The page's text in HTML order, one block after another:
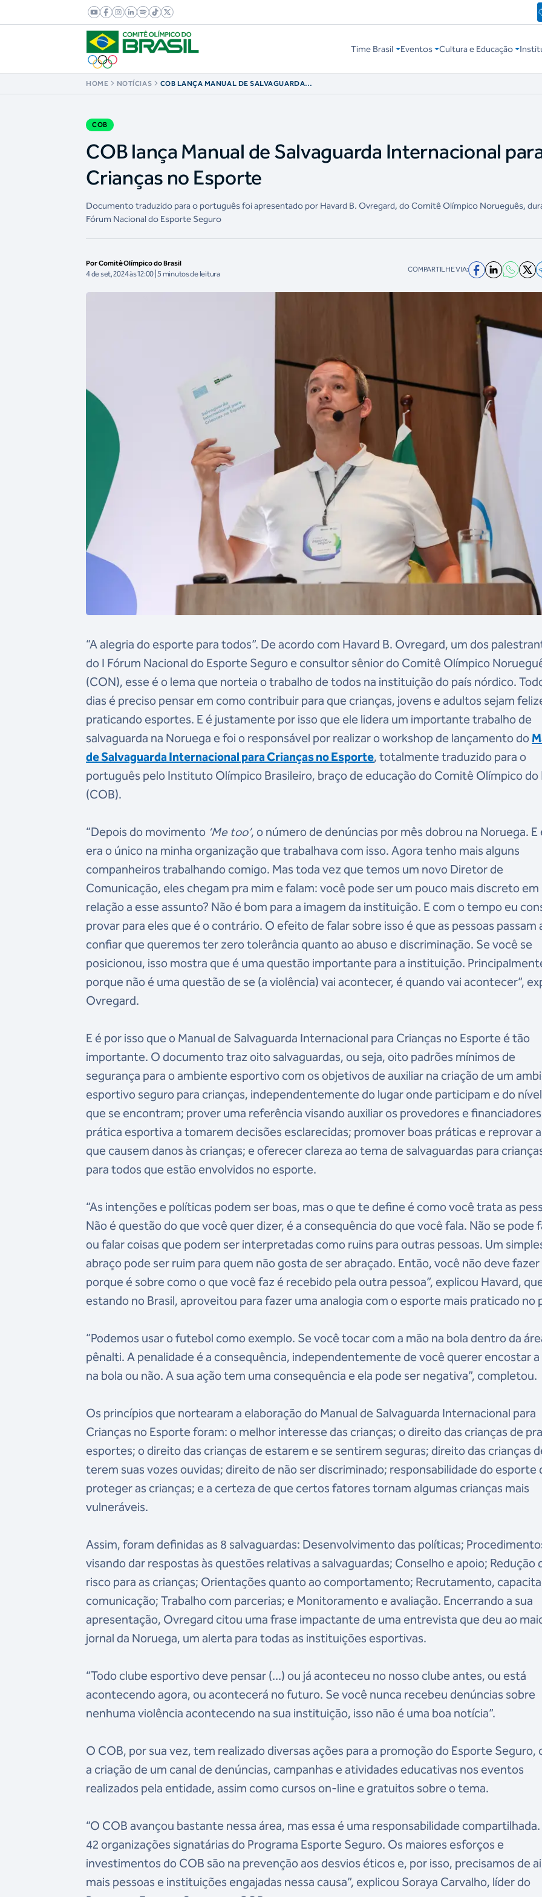
Time Brasil Eventos Cultura e Educação
HOME NOTÍCIAS
COB LANÇA MANUAL DE SALVAGUARDA
COB
COB lança Manual de Salvaguarda Internacional
Crianças no Esporte
Documento traduzido para o português foi apresentado por Havard B. Ovregard, do Comitê Olímpico Norueguês,
Fórum Nacional do Esporte Seguro
Por Comitê Olímpico do Brasil
4 de set, 2024 às 12:00 | 5 minutos de leitura COMPARTILHE VIA:
“A alegria do esporte para todos”. De acordo com Havard B. Ovregard, um dos
do I Fórum Nacional do Esporte Seguro e consultor sênior do Comitê Olímpico
(CON), esse é o lema que norteia o trabalho de todos na instituição do país nórdico.
dias é preciso pensar em como contribuir para que crianças, jovens e adultos sejam
praticando esportes. E é justamente por isso que ele lidera um importante trabalho de
salvaguarda na Noruega e foi o responsável por realizar o workshop de lançamento do
de Salvaguarda Internacional para Crianças no Esporte, totalmente traduzido para o
português pelo Instituto Olímpico Brasileiro, braço de educação do Comitê Olímpico do
(COB).
“Depois do movimento ‘Me too’, o número de denúncias por mês dobrou na Noruega. E
era o único na minha organização que trabalhava com isso. Agora tenho mais alguns
companheiros trabalhando comigo. Mas toda vez que temos um novo Diretor de
Comunicação, eles chegam pra mim e falam: você pode ser um pouco mais discreto em
relação a esse assunto? Não é bom para a imagem da instituição. E com o tempo eu
provar para eles que é o contrário. O efeito de falar sobre isso é que as pessoas passam
confiar que queremos ter zero tolerância quanto ao abuso e discriminação. Se você se
posicionou, isso mostra que é uma questão importante para a instituição.
porque não é uma questão de se (a violência) vai acontecer, é quando vai acontecer”,
Ovregard.
E é por isso que o Manual de Salvaguarda Internacional para Crianças no Esporte é tão
importante. O documento traz oito salvaguardas, ou seja, oito padrões mínimos de
segurança para o ambiente esportivo com os objetivos de auxiliar na criação de um
esportivo seguro para crianças, independentemente do lugar onde participam e do
que se encontram; prover uma referência visando auxiliar os provedores e
prática esportiva a tomarem decisões esclarecidas; promover boas práticas e reprovar
que causem danos às crianças; e oferecer clareza ao tema de salvaguardas para
para todos que estão envolvidos no esporte.
“As intenções e políticas podem ser boas, mas o que te define é como você trata as
Não é questão do que você quer dizer, é a consequência do que você fala. Não se pode
ou falar coisas que podem ser interpretadas como ruins para outras pessoas. Um
abraço pode ser ruim para quem não gosta de ser abraçado. Então, você não deve fazer
porque é sobre como o que você faz é recebido pela outra pessoa”, explicou Havard,
estando no Brasil, aproveitou para fazer uma analogia com o esporte mais praticado no
“Podemos usar o futebol como exemplo. Se você tocar com a mão na bola dentro da
pênalti. A penalidade é a consequência, independentemente de você querer encostar a
na bola ou não. A sua ação tem uma consequência e ela pode ser negativa”, completou.
Os princípios que nortearam a elaboração do Manual de Salvaguarda Internacional para
Crianças no Esporte foram: o melhor interesse das crianças; o direito das crianças de
esportes; o direito das crianças de estarem e se sentirem seguras; direito das crianças
terem suas vozes ouvidas; direito de não ser discriminado; responsabilidade do esporte
proteger as crianças; e a certeza de que certos fatores tornam algumas crianças mais
vulneráveis.
Assim, foram definidas as 8 salvaguardas: Desenvolvimento das políticas;
visando dar respostas às questões relativas a salvaguardas; Conselho e apoio; Redução
risco para as crianças; Orientações quanto ao comportamento; Recrutamento,
comunicação; Trabalho com parcerias; e Monitoramento e avaliação. Encerrando a sua
apresentação, Ovregard citou uma frase impactante de uma entrevista que deu ao
jornal da Noruega, um alerta para todas as instituições esportivas.
“Todo clube esportivo deve pensar (...) ou já aconteceu no nosso clube antes, ou está
acontecendo agora, ou acontecerá no futuro. Se você nunca recebeu denúncias sobre
nenhuma violência acontecendo na sua instituição, isso não é uma boa notícia”.
O COB, por sua vez, tem realizado diversas ações para a promoção do Esporte Seguro,
a criação de um canal de denúncias, campanhas e atividades educativas nos eventos
realizados pela entidade, assim como cursos on-line e gratuitos sobre o tema.
“O COB avançou bastante nessa área, mas essa é uma responsabilidade
42 organizações signatárias do Programa Esporte Seguro. Os maiores esforços e
investimentos do COB são na prevenção aos desvios éticos e, por isso, precisamos de
mais pessoas e instituições engajadas nessa causa”, explicou Soraya Carvalho, líder do